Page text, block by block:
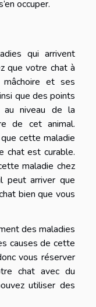
occuper.
qui arrivent
que votre chat à
et ses
que des points
niveau de la
de cet animal.
que cette maladie
chat est curable.
maladie chez
peut arriver que
bien que vous
des maladies
causes de cette
vous réserver
chat avec du
utiliser des